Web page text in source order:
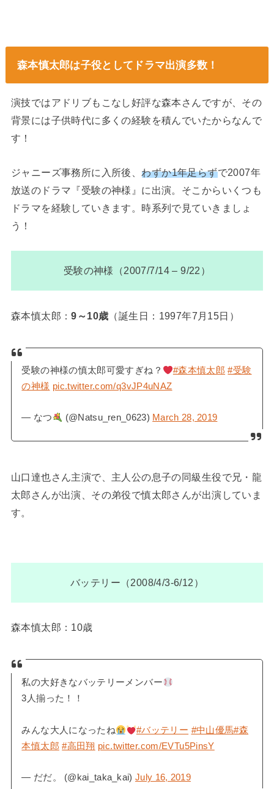
森本慎太郎は子役としてドラマ出演多数！
演技ではアドリブもこなし好評な森本さんですが、その
背景には子供時代に多くの経験を積んでいたからなんで
す！
ジャニーズ事務所に入所後、 わずか1年足らずで2007年
放送のドラマ『受験の神様』に出演。そこからいくつも
ドラマを経験していきます。時系列で見ていきましょ
う！
受験の神様（2007/7/14 – 9/22）
森本慎太郎：9～10歳 （誕生日：1997年7月15日）
受験の神様の慎太郎可愛すぎね？ #森本慎太郎 #受験
の神様 pic.twitter.com/q3vJP4uNAZ
— なつ (@Natsu_ren_0623) March 28, 2019
山口達也さん主演で、主人公の息子の同級生役で兄・龍
太郎さんが出演、その弟役で慎太郎さんが出演していま
す。
バッテリー（2008/4/3-6/12）
森本慎太郎：10歳
私の大好きなバッテリーメンバー
3人揃った！！
みんな大人になったね #バッテリー #中山優馬#森
本慎太郎 #高田翔 pic.twitter.com/EVTu5PinsY
— だだ。 (@kai_taka_kai) July 16, 2019